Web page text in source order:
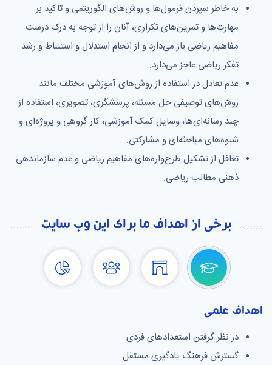
به خاطر سپردن فرمول‌ها و روش‌های الگوریتمی و تاکید بر
مهارت‌ها و تمرین‌های تکراری، آنان را از توجه به درک درست
مفاهیم ریاضی باز می‌دارد و از انجام استدلال و استنباط و رشد
تفکر ریاضی عاجز می‌دارد.
عدم تعادل در استفاده از روش‌های آموزشی مختلف مانند
روش‌های توصیفی حل مسئله، پرسشگری، تصویری، استفاده از
چند رسانه‌ای‌ها، وسایل کمک آموزشی، کار گروهی و پروژه‌ای و
شیوه‌های مباحثه‌ای و مشارکتی.
تغافل از تشکیل طرح‌واره‌های مفاهیم ریاضی و عدم سازماندهی
ذهنی مطالب ریاضی.
برخی از اهداف ما برای این وب سایت
اهداف علمی
در نظر گرفتن استعدادهای فردی
گسترش فرهنگ یادگیری مستقل